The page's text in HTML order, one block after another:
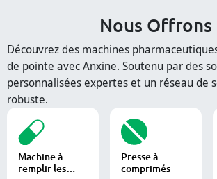
Nous Offrons
Découvrez des machines
de pointe avec Anxine. Soutenu par des
personnalisées expertes et un réseau de
robuste.
Machine à
remplir les
Presse à
comprimés